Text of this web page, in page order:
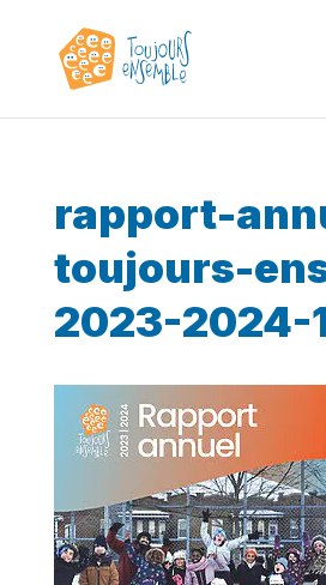
rapport-
toujours-
2023-2024-